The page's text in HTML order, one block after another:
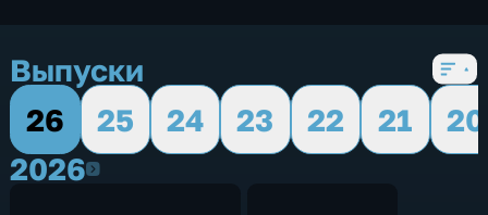
Выпуски
26
25 24 23 22 21
20
20262026